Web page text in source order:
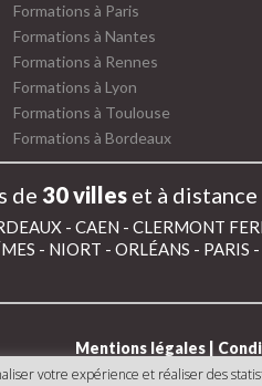
Formations à Paris
Formations à Nantes
Formations à Rennes
Formations à Lyon
Formations à Toulouse
Formations à Bordeaux
de 30 villes et à distance
- CAEN - CLERMONT
- NIORT - ORLÉANS - PARIS -
Mentions légales
votre expérience et réaliser des